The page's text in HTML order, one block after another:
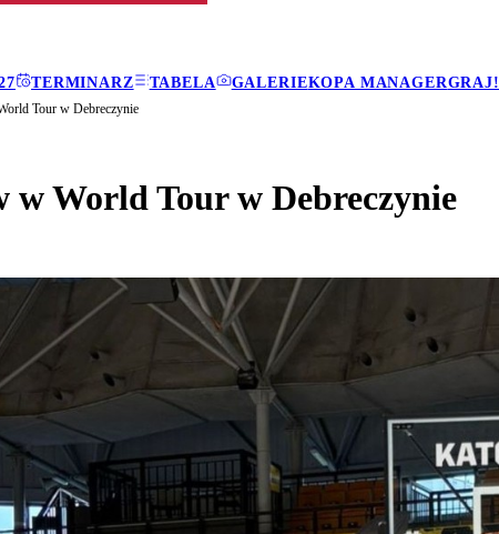
TERMINARZ TABELA GALERIEKOPA MANAGERGRAJ!
Tour w Debreczynie
World Tour w Debreczynie